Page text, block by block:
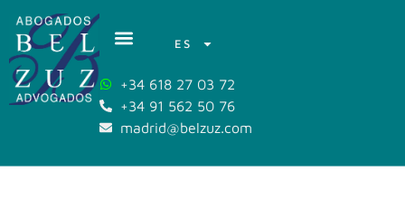
ES
+34 618 27 03 72
+34 91 562 50 76
madrid@belzuz.com